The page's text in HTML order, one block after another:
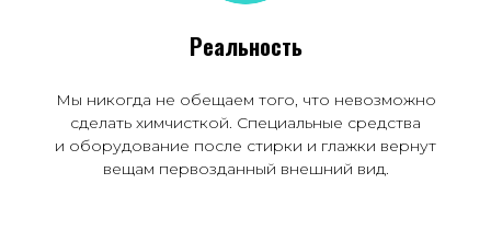
Реальность
Мы никогда не обещаем того, что невозможно
сделать химчисткой. Специальные средства
и оборудование после стирки и глажки вернут
вещам первозданный внешний вид.